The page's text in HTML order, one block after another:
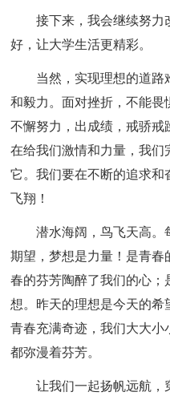
接下来，我会继续努力
好，让大学生活更精彩。
当然，实现理想的道路
和毅力。面对挫折，不能畏
不懈努力，出成绩，戒骄戒
在给我们激情和力量，我
它。我们要在不断的追求和
飞翔！
潜水海阔，鸟飞天高。
期望，梦想是力量！是青
春的芬芳陶醉了我们的心；
想。昨天的理想是今天的希
青春充满奇迹，我们大大小
都弥漫着芬芳。
让我们一起扬帆远航，